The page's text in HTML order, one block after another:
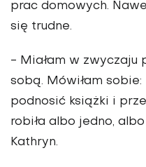
prac domowych.
się trudne.
- Miałam w zwyczaju
sobą. Mówiłam
podnosić książki i
robiła albo jedno,
Kathryn.